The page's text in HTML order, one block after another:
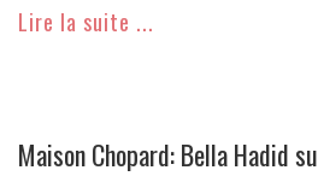
Lire la suite ...
Maison Chopard: Bella Hadid